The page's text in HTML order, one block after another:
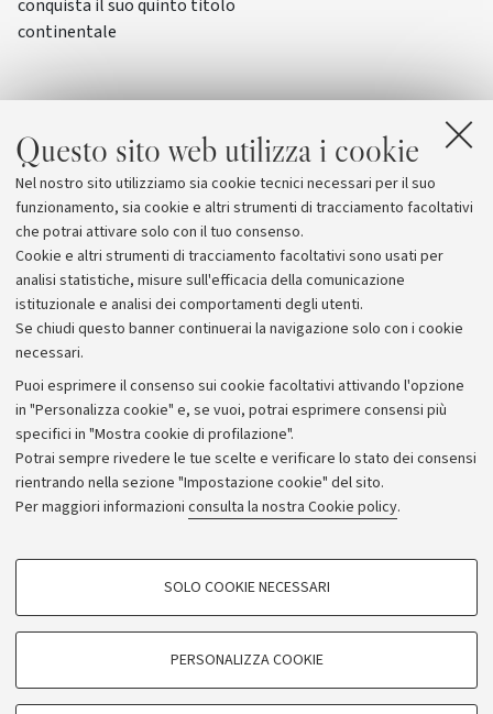
Questo sito web utilizza i cookie
Nel nostro sito utilizziamo sia cookie tecnici necessari per il suo
funzionamento, sia cookie e altri strumenti di tracciamento facoltativi
che potrai attivare solo con il tuo consenso.
Cookie e altri strumenti di tracciamento facoltativi sono usati per
analisi statistiche, misure sull'efficacia della comunicazione
istituzionale e analisi dei comportamenti degli utenti.
Se chiudi questo banner continuerai la navigazione solo con i cookie
necessari.
Puoi esprimere il consenso sui cookie facoltativi attivando l'opzione
in "Personalizza cookie" e, se vuoi, potrai esprimere consensi più
specifici in "Mostra cookie di profilazione".
Potrai sempre rivedere le tue scelte e verificare lo stato dei consensi
rientrando nella sezione "Impostazione cookie" del sito.
Per maggiori informazioni consulta la nostra Cookie policy.
COOKIE DI PROFILAZIONE - FACOLTATIVI
SOLO COOKIE NECESSARI
PERSONALIZZA COOKIE
conquista il suo quinto titolo
continentale
Archivio
Comunicati stampa
Redazione
Rassegna stampa
© Copyright 2026 - ALMA MATER STUDIORUM - Università di
Bologna - Via Zamboni, 33 - 40126 Bologna - PI: 01131710376 -